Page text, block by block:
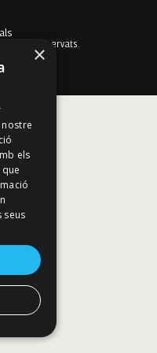
drets reservats.
STUDIO
×
els
seus